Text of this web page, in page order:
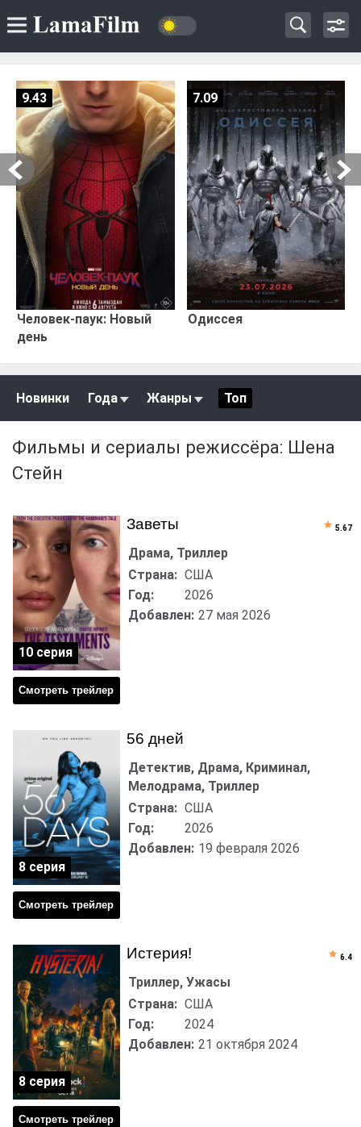
Человек-паук: Новый
день
9.43
Одиссея
7.09
Новинки Года Жанры Топ
Фильмы и сериалы режиссёра: Шена
Стейн
Заветы
Смотреть трейлер
Драма, Триллер
Страна: США
Год:
2026
Добавлен: 27 мая 2026
10 серия
5.67
56 дней
Смотреть трейлер
Детектив, Драма, Криминал,
Мелодрама, Триллер
Страна: США
Год:
2026
Добавлен: 19 февраля 2026
8 серия
Истерия!
Смотреть трейлер
Триллер, Ужасы
Страна: США
Год:
2024
Добавлен: 21 октября 2024
8 серия
6.4